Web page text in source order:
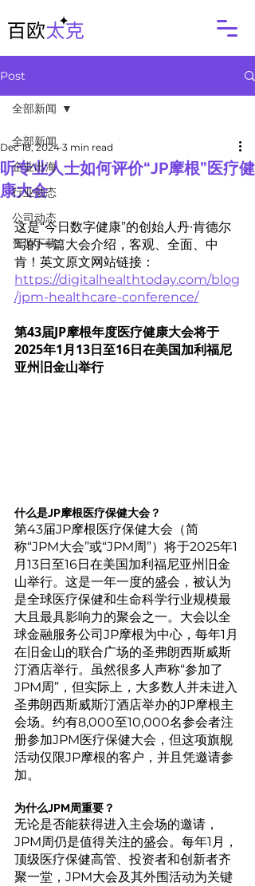
Post
全部新闻
企业出海
行业动态
公司动态
资源下载
全部新闻
听专业人士如何评价“JP摩根”医疗健
康大会
Dec 18, 2024 3 min read
这是“今日数字健康”的创始人丹∙肯德尔
写的一篇大会介绍，客观、全面、中
肯！英文原文网站链接：
https://digitalhealthtoday.com/blog
/jpm-healthcare-conference/
第43届JP摩根年度医疗健康大会将于
2025年1月13日至16日在美国加利福尼
亚州旧金山举行
什么是JP摩根医疗保健大会？
第43届JP摩根医疗保健大会（简
称“JPM大会”或“JPM周”）将于2025年1
月13日至16日在美国加利福尼亚州旧金
山举行。这是一年一度的盛会，被认为
是全球医疗保健和生命科学行业规模最
大且最具影响力的聚会之一。大会以全
球金融服务公司JP摩根为中心，每年1月
在旧金山的联合广场的圣弗朗西斯威斯
汀酒店举行。虽然很多人声称“参加了
JPM周”，但实际上，大多数人并未进入
圣弗朗西斯威斯汀酒店举办的JP摩根主
会场。约有8,000至10,000名参会者注
册参加JPM医疗保健大会，但这项旗舰
活动仅限JP摩根的客户，并且凭邀请参
加。
为什么JPM周重要？
无论是否能获得进入主会场的邀请，
JPM周仍是值得关注的盛会。每年1月，
顶级医疗保健高管、投资者和创新者齐
聚一堂，JPM大会及其外围活动为关键